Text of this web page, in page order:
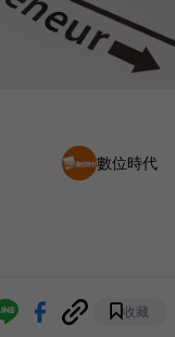
數位時代
收藏